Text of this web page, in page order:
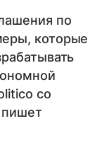
по
которые
со
пишет